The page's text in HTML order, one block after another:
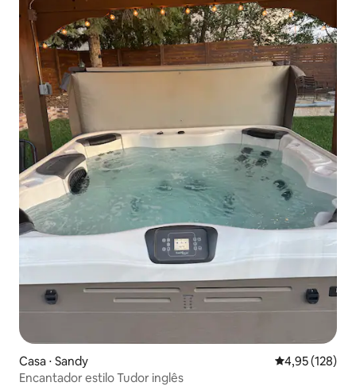
Casa ⋅ Sandy 4,95 de uma
4,95 (128)
Encantador estilo Tudor inglês